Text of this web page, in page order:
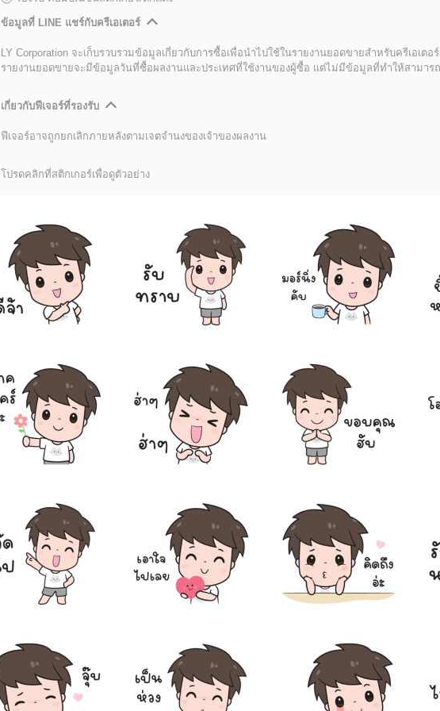
ข้อมูลที่ LINE แชร์กับครีเอเตอร์
LY Corporation จะเก็บรวบรวมข้อมูลเกี่ยวกับการซื้อเพื่อนำไปใช้ในรายงานยอดขายสำหรับครีเอเตอ
รายงานยอดขายจะมีข้อมูลวันที่ซื้อผลงานและประเทศที่ใช้งานของผู้ซื้อ แต่ไม่มีข้อมูลที่ทำให้สามาร
เกี่ยวกับฟีเจอร์ที่รองรับ
ฟีเจอร์อาจถูกยกเลิกภายหลังตามเจตจำนงของเจ้าของผลงาน
โปรดคลิกที่สติกเกอร์เพื่อดูตัวอย่าง